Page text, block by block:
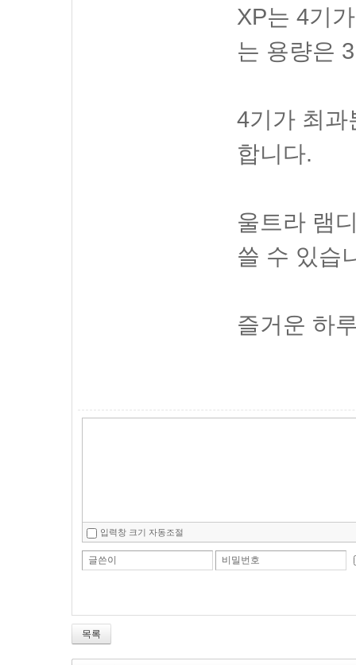
XP는 4기
는 용량은
4기가 최과
합니다.
울트라 램
쓸 수 있습
즐거운 하
입력창 크기 자동조절
글쓴이 비밀번호
목록